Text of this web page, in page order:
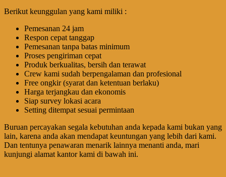
Berikut keunggulan yang kami miliki :
Pemesanan 24 jam
Respon cepat tanggap
Pemesanan tanpa batas minimum
Proses pengiriman cepat
Produk berkualitas, bersih dan terawat
Crew kami sudah berpengalaman dan profesional
Free ongkir (syarat dan ketentuan berlaku)
Harga terjangkau dan ekonomis
Siap survey lokasi acara
Setting ditempat sesuai permintaan
Buruan percayakan segala kebutuhan anda kepada kami bukan yang
lain, karena anda akan mendapat keuntungan yang lebih dari kami.
Dan tentunya penawaran menarik lainnya menanti anda, mari
kunjungi alamat kantor kami di bawah ini.